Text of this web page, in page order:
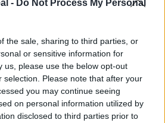
- Do Not Process My Personal
the sale, sharing to third parties, or
or sensitive information for
us, please use the below opt-out
selection. Please note that after your
you may continue seeing
on personal information utilized by
disclosed to third parties prior to
e recuperação animal,
planos de educação e
,conhecimento dos projetos
curso, bem como a aplicação de
soluções inovadoras em
de referência internacional.